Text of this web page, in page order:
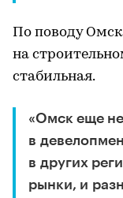
По поводу
на
стабильная.
«Омск еще
в
в других
рынки, и